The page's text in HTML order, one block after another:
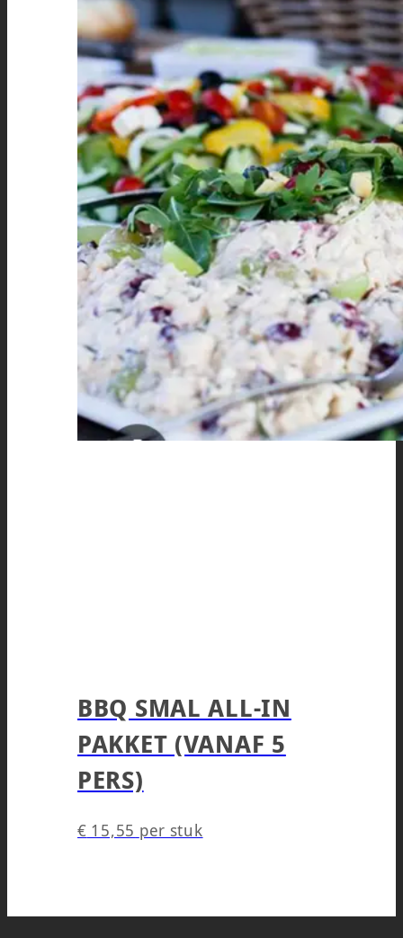
BBQ SMAL ALL-IN
PAKKET (VANAF 5
PERS)
€ 15,55 per stuk